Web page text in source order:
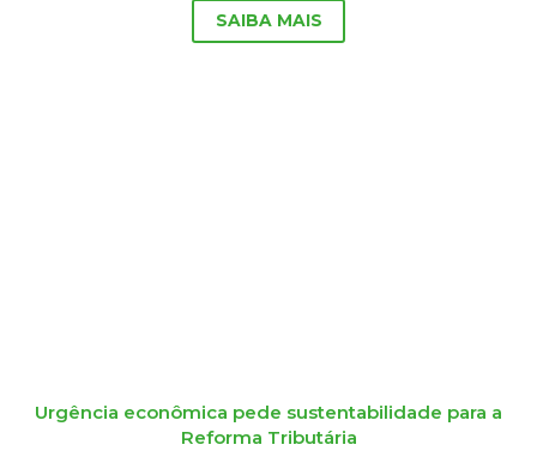
SAIBA MAIS
Urgência econômica pede sustentabilidade para a
Reforma Tributária